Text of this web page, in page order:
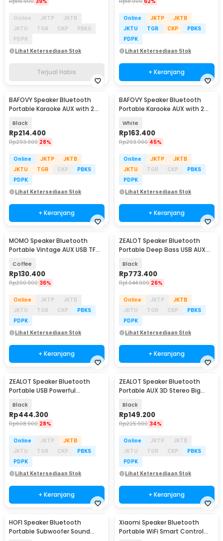
Online JKTP
JKTB
JKTU
TGR CKP
PBKS
PDPK
Lihat Ketersediaan Stok
Terjual Habis
Online JKTP
JKTB
JKTU
TGR CKP
PBKS
PDPK
Lihat Ketersediaan Stok
+ Keranjang
BAFOVY Speaker Bluetooth
Portable Karaoke AUX with 2
A826/YS-203
Black
Rp214.400
Rp293.900 28%
Online JKTP
JKTB
JKTU
TGR CKP
PBKS
PDPK
Lihat Ketersediaan Stok
+ Keranjang
BAFOVY Speaker Bluetooth
Portable Karaoke AUX with 2
A826/YS-203
White
Rp163.400
Rp293.900 45%
Online JKTP
JKTB
JKTU
TGR CKP
PBKS
PDPK
Lihat Ketersediaan Stok
+ Keranjang
MOMO Speaker Bluetooth
Portable Vintage AUX USB TF
Coffee
Rp130.400
Rp200.900 36%
Online JKTP
JKTB
JKTU
TGR CKP
PBKS
PDPK
Lihat Ketersediaan Stok
+ Keranjang
ZEALOT Speaker Bluetooth
Portable Deep Bass USB AUX
Black
Rp773.400
Rp1.044.900 26%
Online JKTP
JKTB
JKTU
TGR CKP
PBKS
PDPK
Lihat Ketersediaan Stok
+ Keranjang
ZEALOT Speaker Bluetooth
Portable USB Powerful
Black
Rp444.300
Rp608.900 28%
Online JKTP
JKTB
JKTU
TGR CKP
PBKS
PDPK
Lihat Ketersediaan Stok
+ Keranjang
ZEALOT Speaker Bluetooth
Portable AUX 3D Stereo Big
Black
Rp149.200
Rp225.900 34%
Online JKTP
JKTB
JKTU
TGR CKP
PBKS
PDPK
Lihat Ketersediaan Stok
+ Keranjang
HOFI Speaker Bluetooth
Portable Subwoofer Sound
Xiaomi Speaker Bluetooth
Portable WiFi Smart Control